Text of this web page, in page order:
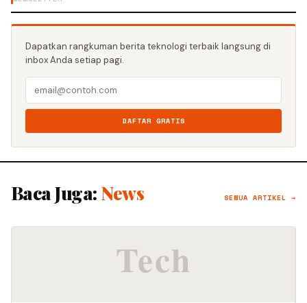
Dapatkan rangkuman berita teknologi terbaik langsung di
inbox Anda setiap pagi.
DAFTAR GRATIS
Baca Juga: News SEMUA ARTIKEL →